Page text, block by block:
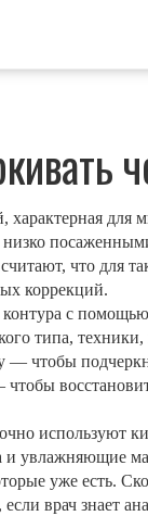
характерная для
что для
коррекций.
контура с
типа, техники,
— чтобы
используют
и увлажняющие
уже есть.
врач знает